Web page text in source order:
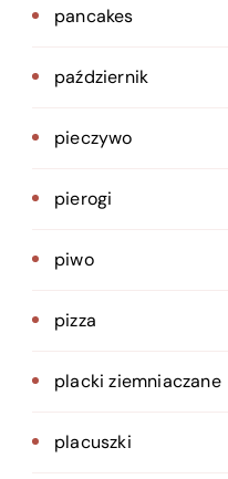
pancakes
październik
pieczywo
pierogi
piwo
pizza
placki ziemniaczane
placuszki